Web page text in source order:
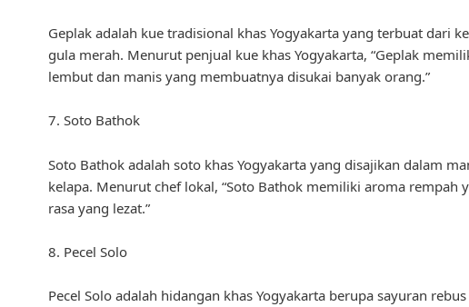
Geplak adalah kue tradisional khas Yogyakarta yang terbuat dari
gula merah. Menurut penjual kue khas Yogyakarta, “Geplak
lembut dan manis yang membuatnya disukai banyak orang.”
7. Soto Bathok
Soto Bathok adalah soto khas Yogyakarta yang disajikan dalam
kelapa. Menurut chef lokal, “Soto Bathok memiliki aroma rempah
rasa yang lezat.”
8. Pecel Solo
Pecel Solo adalah hidangan khas Yogyakarta berupa sayuran